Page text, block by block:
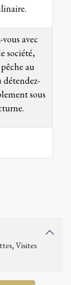
avec
société,
pêche au
détendez-
sous
Visites